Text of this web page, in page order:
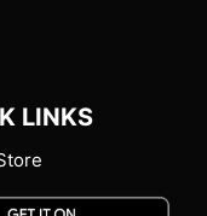
LINKS